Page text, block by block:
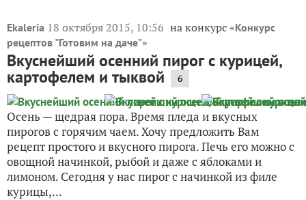
Ekaleria 18 октября 2015, 10:56 на конкурс «Конкурс
рецептов "Готовим на даче"»
Вкуснейший осенний пирог с курицей,
картофелем и тыквой 6
Осень — щедрая пора. Время пледа и вкусных
пирогов с горячим чаем. Хочу предложить Вам
рецепт простого и вкусного пирога. Печь его можно с
овощной начинкой, рыбой и даже с яблоками и
лимоном. Сегодня у нас пирог с начинкой из филе
курицы,...